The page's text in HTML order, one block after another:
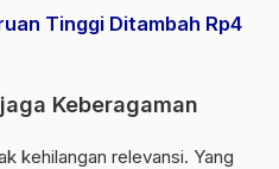
Tinggi Ditambah Rp4
Keberagaman
kehilangan relevansi. Yang